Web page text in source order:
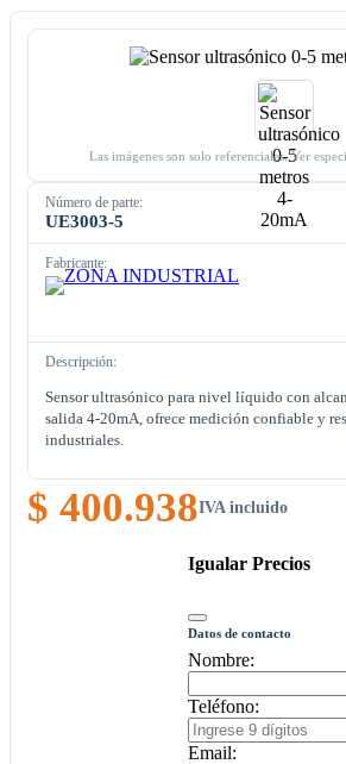
Las imágenes son solo referenciales. Ver
Número de parte:
UE3003-5
Fabricante:
Descripción:
Sensor ultrasónico para nivel líquido con
salida 4-20mA, ofrece medición confiable y
industriales.
$ 400.938IVA incluido
Igualar Precios
Datos de contacto
Nombre:
Teléfono:
Email: